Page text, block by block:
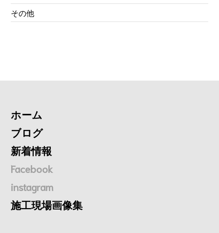
その他
ホーム
ブログ
新着情報
Facebook
instagram
施工現場画像集